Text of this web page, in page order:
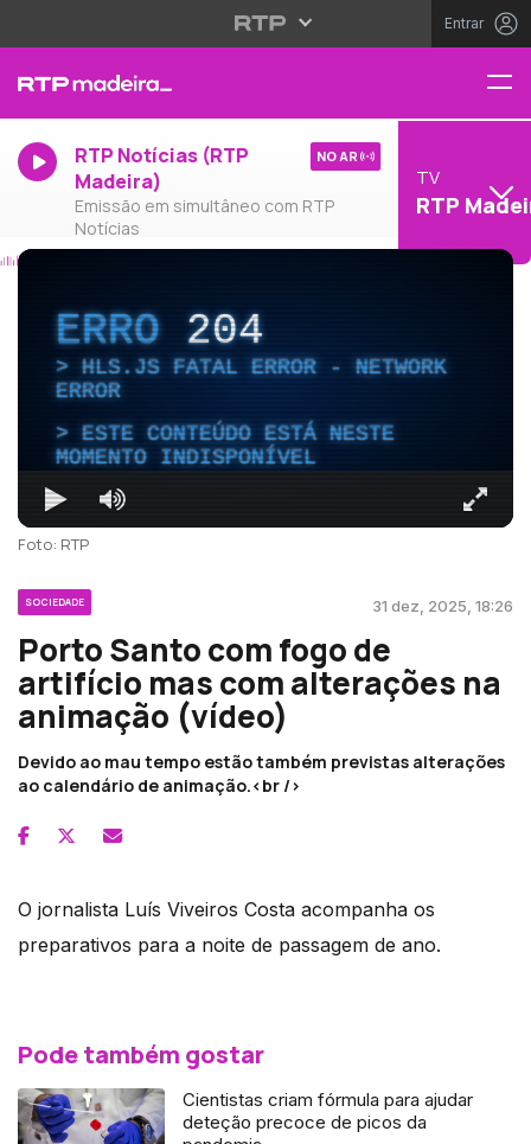
Entrar
RTP Notícias (RTP
Madeira)
Emissão em simultâneo com RTP
Notícias
NO AR
TV
RTP
ERRO204
HLS.JS FATAL ERROR - NETWORK
ERROR
ESTE CONTEÚDO ESTÁ NESTE
MOMENTO INDISPONÍVEL
Foto: RTP
SOCIEDADE 31 dez, 2025, 18:26
Porto Santo com fogo de
artifício mas com alterações na
animação (vídeo)
Devido ao mau tempo estão também previstas alterações
ao calendário de animação.<br />
O jornalista Luís Viveiros Costa acompanha os
preparativos para a noite de passagem de ano.
Pode também gostar
Cientistas criam fórmula para ajudar
deteção precoce de picos da